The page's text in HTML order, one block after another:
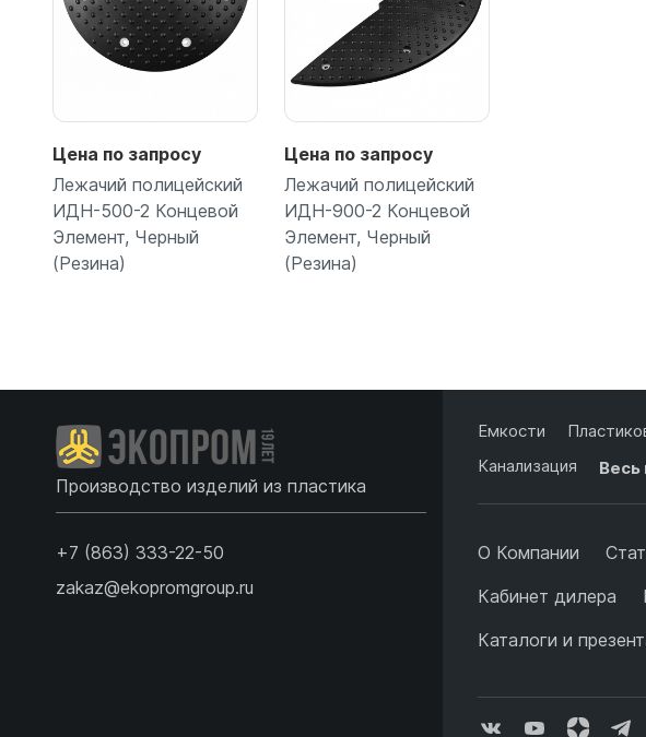
Цена по запросу
Лежачий полицейский
ИДН-500-2 Концевой
Элемент, Черный
(Резина)
Цена по запросу
Лежачий полицейский
ИДН-900-2 Концевой
Элемент, Черный
(Резина)
Производство изделий из пластика
+7 (863) 333-22-50
zakaz@ekopromgroup.ru
Емкости
Канализация
Весь
О Компании
Кабинет дилера
Каталоги и